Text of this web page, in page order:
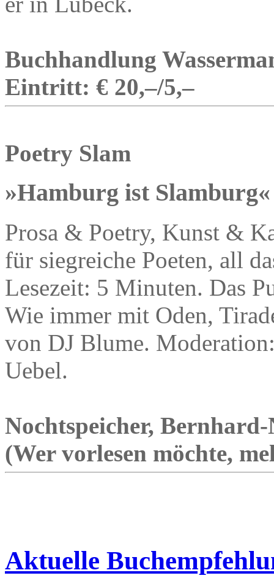
Buchhandlung
Eintritt: € 20,–/5,–
Poetry Slam
»Hamburg ist Slamburg«
Prosa & Poetry, Kunst &
für siegreiche Poeten, all
Lesezeit: 5 Minuten. Das
Wie immer mit Oden,
von DJ Blume.
Uebel.
Nochtspeicher,
(Wer vorlesen möchte,
Aktuelle